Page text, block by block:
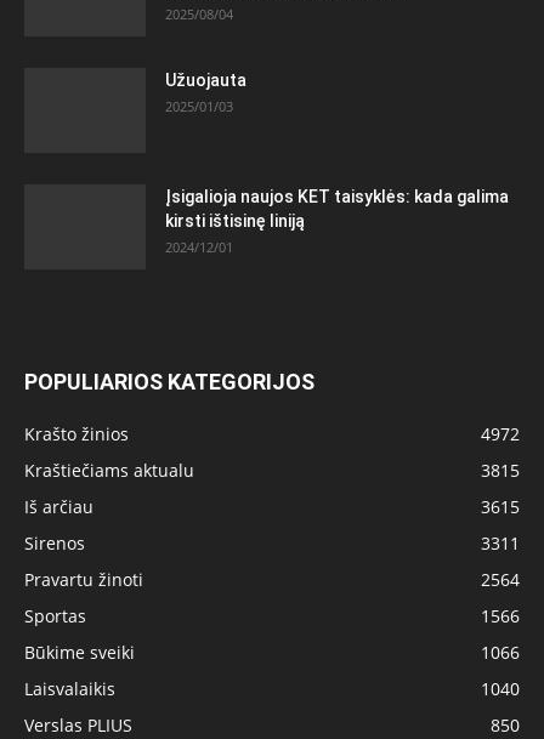
2025/08/04
Užuojauta
2025/01/03
Įsigalioja naujos KET taisyklės: kada galima
kirsti ištisinę liniją
2024/12/01
POPULIARIOS KATEGORIJOS
Krašto žinios
4972
Kraštiečiams aktualu
3815
Iš arčiau
3615
Sirenos
3311
Pravartu žinoti
2564
Sportas
1566
Būkime sveiki
1066
Laisvalaikis
1040
Verslas PLIUS
850